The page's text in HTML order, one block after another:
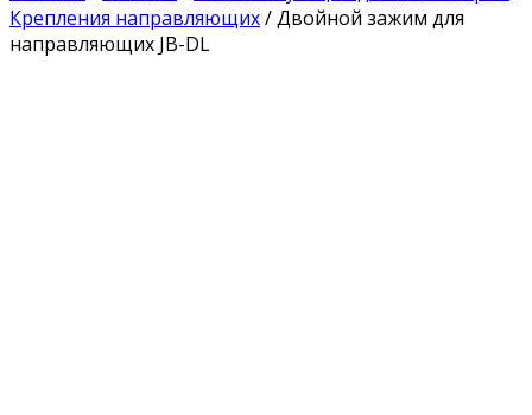
Крепления направляющих/Двойной зажим для
направляющих JB-DL